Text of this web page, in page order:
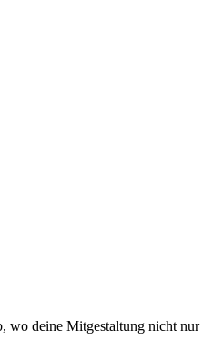
wo deine Mitgestaltung nicht nur